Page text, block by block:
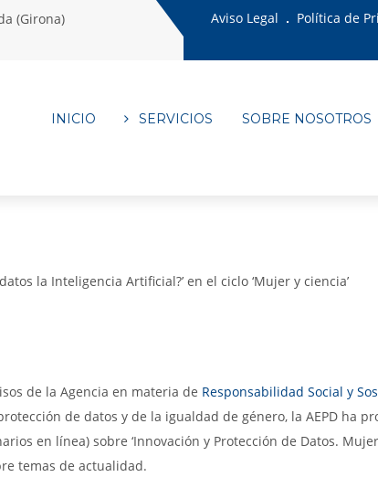
(Girona) Aviso Legal Política de
INICIO SERVICIOS SOBRE NOSOTROS
la Inteligencia Artificial?’ en el ciclo ‘Mujer y ciencia’
de la Agencia en materia de Responsabilidad Social y
de datos y de la igualdad de género, la AEPD ha
en línea) sobre ‘Innovación y Protección de Datos.
temas de actualidad.